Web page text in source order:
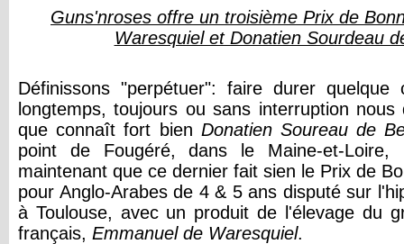
Guns'nroses offre un troisième Prix de
Waresquiel et Donatien Sourdeau
Définissons "perpétuer": faire durer
longtemps, toujours ou sans interruption
que connaît fort bien Donatien Soureau de
point de Fougéré, dans le Maine-et-Loire,
maintenant que ce dernier fait sien le Prix de
pour Anglo-Arabes de 4 & 5 ans disputé sur
à Toulouse, avec un produit de l'élevage du
français, Emmanuel de Waresquiel.